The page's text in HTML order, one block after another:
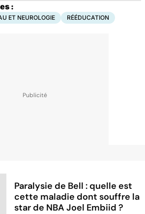
:
ET NEUROLOGIE RÉÉDUCATION
Paralysie de Bell : quelle est
cette maladie dont souffre la
star de NBA Joel Embiid ?